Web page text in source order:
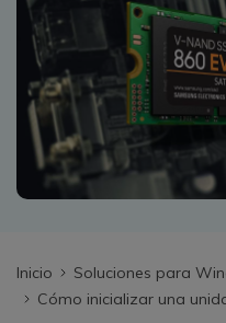
Recoverit
Recupera datos
Otros Productos
Repairit - Reparar Datos
VER TODAS
search
Inicio
Soluciones para
Cómo inicializar una